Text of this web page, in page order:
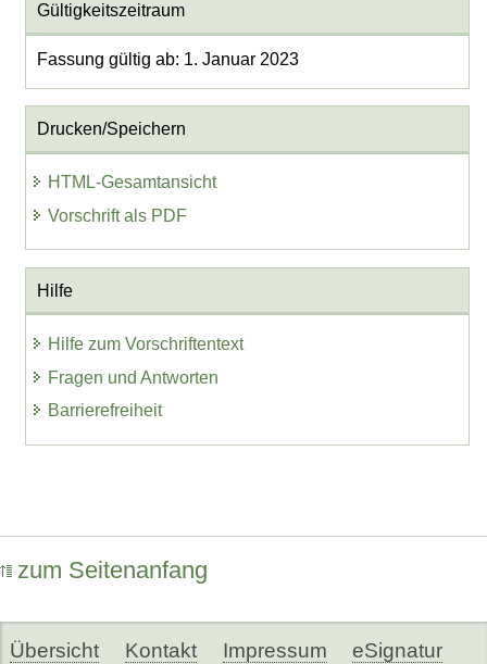
Gültigkeitszeitraum
Fassung gültig ab: 1. Januar 2023
Drucken/Speichern
HTML-Gesamtansicht
Vorschrift als PDF
Hilfe
Hilfe zum Vorschriftentext
Fragen und Antworten
Barrierefreiheit
zum Seitenanfang
Übersicht Kontakt Impressum eSignatur